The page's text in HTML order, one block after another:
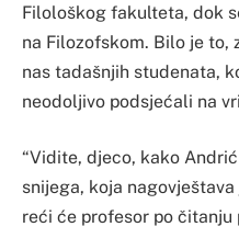
Filološkog fakulteta, dok
na Filozofskom. Bilo je to,
nas tadašnjih studenata,
neodoljivo podsjećali na
“Vidite, djeco, kako
snijega, koja
reći će profesor po čitanju